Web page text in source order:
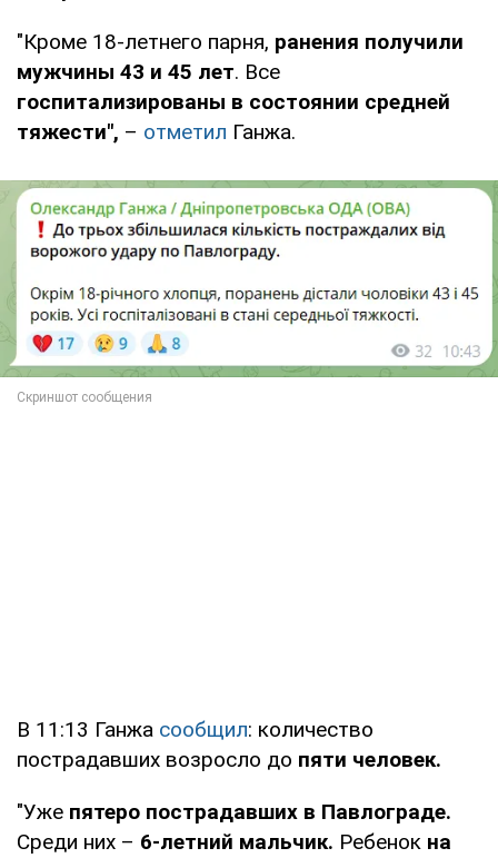
"Кроме 18-летнего парня, ранения получили
мужчины 43 и 45 лет. Все
госпитализированы в состоянии средней
тяжести", – отметил Ганжа.
В 11:13 Ганжа сообщил: количество
пострадавших возросло до пяти человек.
"Уже пятеро пострадавших в Павлограде.
Среди них – 6-летний мальчик. Ребенок на